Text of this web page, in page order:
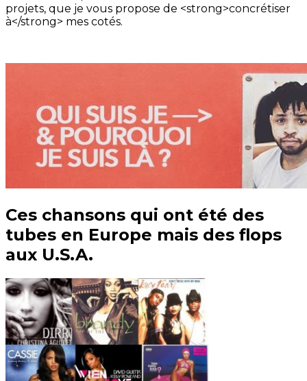
projets, que je vous propose de <strong>concrétiser
à</strong> mes cotés.
Ces chansons qui ont été des
tubes en Europe mais des flops
aux U.S.A.